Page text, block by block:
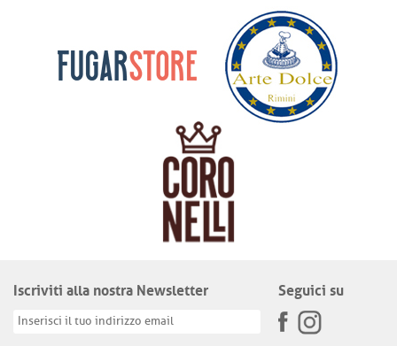
Iscriviti alla nostra Newsletter Seguici su